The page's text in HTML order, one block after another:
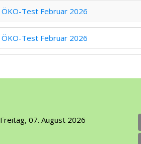
ÖKO-Test Februar 2026
ÖKO-Test Februar 2026
Freitag, 07. August 2026